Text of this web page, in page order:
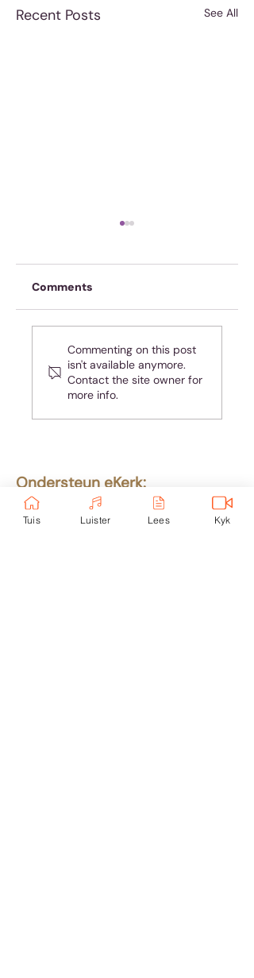
Recent Posts See All
nie
Comments
Commenting on this post
isn't available anymore.
Contact the site owner for
more info.
Ondersteun eKerk:
Ekerk Vereniging
ABSA Bank
Tuis Luister Lees Kyk